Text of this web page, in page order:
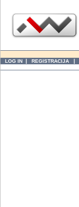
LOG IN | REGISTRACIJA |